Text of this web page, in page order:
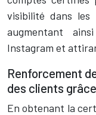
visibilité dans les
augmentant
Instagram et
Renforcement
des clients
En obtenant la